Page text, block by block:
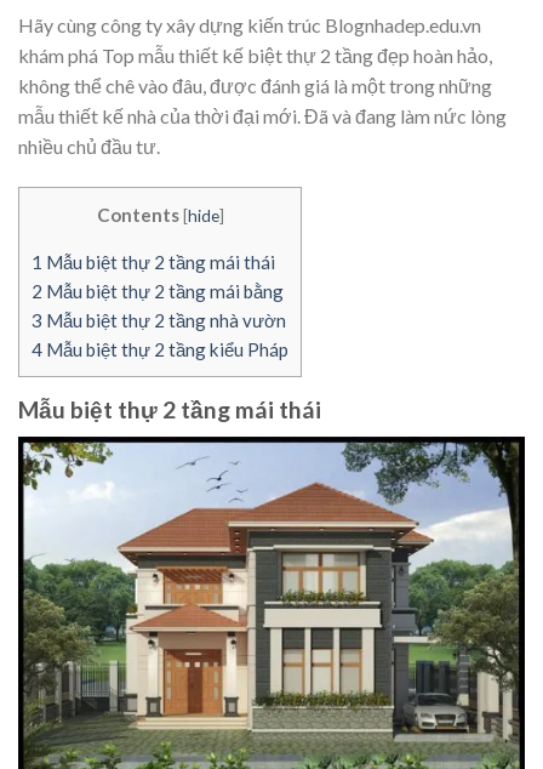
Hãy cùng công ty xây dựng kiến trúc Blognhadep.edu.vn
khám phá Top mẫu thiết kế biệt thự 2 tầng đẹp hoàn hảo,
không thể chê vào đâu, được đánh giá là một trong những
mẫu thiết kế nhà của thời đại mới. Đã và đang làm nức lòng
nhiều chủ đầu tư.
Contents [hide]
1 Mẫu biệt thự 2 tầng mái thái
2 Mẫu biệt thự 2 tầng mái bằng
3 Mẫu biệt thự 2 tầng nhà vườn
4 Mẫu biệt thự 2 tầng kiểu Pháp
Mẫu biệt thự 2 tầng mái thái